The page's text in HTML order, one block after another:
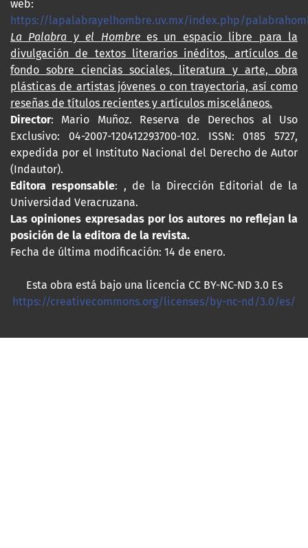
web:
https://lapalabrayelhombre.uv.mx/index.php/
La Palabra y el Hombre es un espacio libre para la
divulgación de textos literarios inéditos, artículos de
fondo sobre ciencias sociales, literatura y arte, obra
plásticas de artistas jóvenes o con trayectoria, así como
reseñas de títulos recientes y artículos misceláneos.
Director: Mario Muñoz. Reserva de Derechos al Uso
Exclusivo: 04-2007-120412293700-102. ISSN: 0185 5727,
expedida por el Instituto Nacional del Derecho de Autor
(Indautor).
Editora responsable: , de la Dirección Editorial de la
Universidad Veracruzana.
Las opiniones expresadas por los autores no reflejan la
posición de la editora de la revista.
Fecha de última modificación: 14 de enero.
Esta obra está bajo una licencia CC BY-NC-ND 3.0 Es
https://creativecommons.org/licenses/by-nc-nd/3.0/es/